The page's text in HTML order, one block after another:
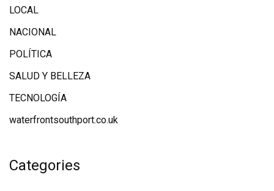
LOCAL
NACIONAL
POLÍTICA
SALUD Y BELLEZA
TECNOLOGÍA
waterfrontsouthport.co.uk
Categories